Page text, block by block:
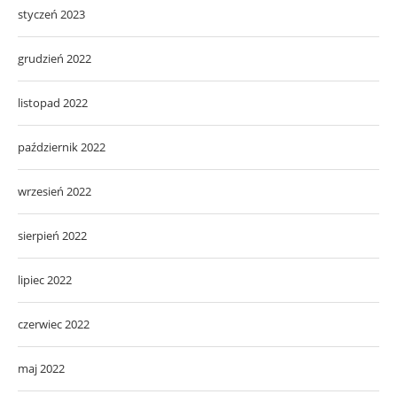
styczeń 2023
grudzień 2022
listopad 2022
październik 2022
wrzesień 2022
sierpień 2022
lipiec 2022
czerwiec 2022
maj 2022